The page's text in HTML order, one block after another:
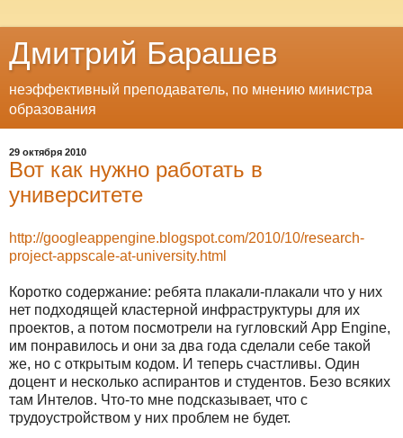
Дмитрий Барашев
неэффективный преподаватель, по мнению министра
образования
29 октября 2010
Вот как нужно работать в
университете
http://googleappengine.blogspot.com/2010/10/research-
project-appscale-at-university.html
Коротко содержание: ребята плакали-плакали что у них
нет подходящей кластерной инфраструктуры для их
проектов, а потом посмотрели на гугловский App Engine,
им понравилось и они за два года сделали себе такой
же, но с открытым кодом. И теперь счастливы. Один
доцент и несколько аспирантов и студентов. Безо всяких
там Интелов. Что-то мне подсказывает, что с
трудоустройством у них проблем не будет.